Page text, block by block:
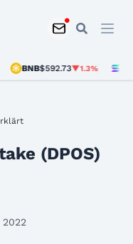
BNB$592.73▼1.3% SOL
(DPOS)